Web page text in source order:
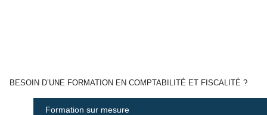
BESOIN D’UNE FORMATION EN COMPTABILITÉ ET FISCALITÉ ?
Formation sur mesure